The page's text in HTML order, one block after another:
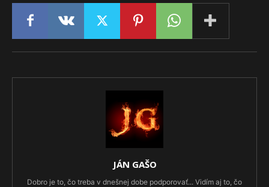
JÁN GAŠO
Dobro je to, čo treba v dnešnej dobe podporovať... Vidím aj to, čo